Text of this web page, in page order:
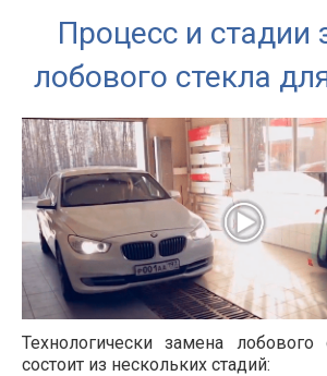
Процесс и стадии
лобового стекла
Технологически замена лобового
состоит из нескольких стадий: